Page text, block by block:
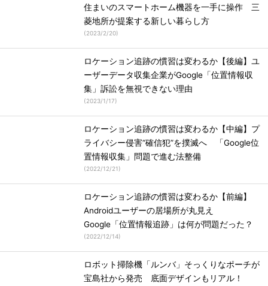
住まいのスマートホーム機器を一手に操作 三
菱地所が提案する新しい暮らし方
(2023/2/20)
ロケーション追跡の慣習は変わるか【後編】ユ
ーザーデータ収集企業がGoogle「位置情報収
集」訴訟を無視できない理由
(2023/1/17)
ロケーション追跡の慣習は変わるか【中編】プ
ライバシー侵害“確信犯”を撲滅へ 「Google位
置情報収集」問題で進む法整備
(2022/12/21)
ロケーション追跡の慣習は変わるか【前編】
Androidユーザーの居場所が丸見え
Google「位置情報追跡」は何が問題だった？
(2022/12/14)
ロボット掃除機「ルンバ」そっくりなポーチが
宝島社から発売 底面デザインもリアル！